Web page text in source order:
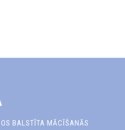
BALSTĪTA MĀCĪŠANĀS